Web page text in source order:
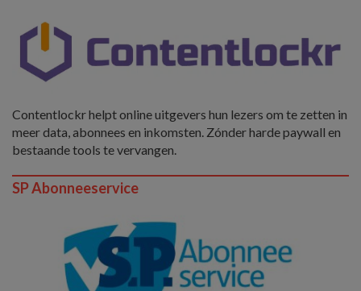
Contentlockr helpt online uitgevers hun lezers om te zetten in
meer data, abonnees en inkomsten. Zónder harde paywall en
bestaande tools te vervangen.
SP Abonneeservice